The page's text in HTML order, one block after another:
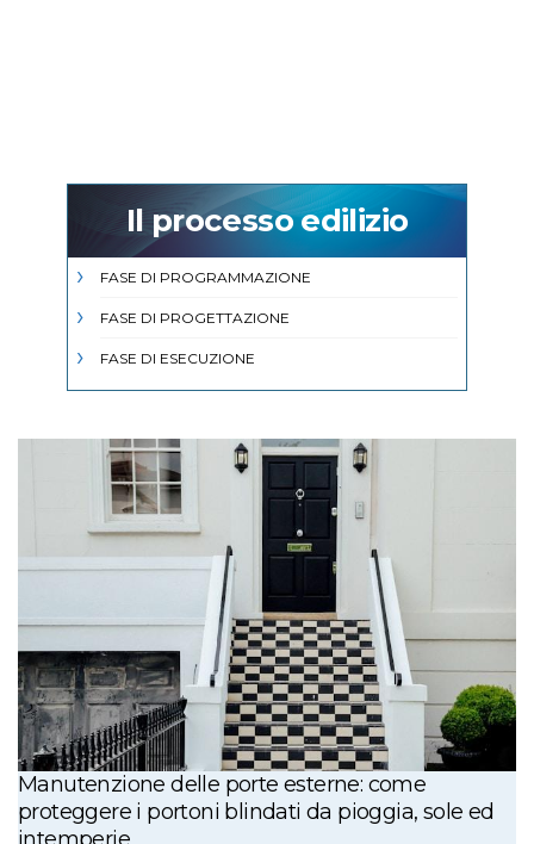
Il processo edilizio
FASE DI PROGRAMMAZIONE
FASE DI PROGETTAZIONE
FASE DI ESECUZIONE
Manutenzione delle porte esterne: come
proteggere i portoni blindati da pioggia, sole ed